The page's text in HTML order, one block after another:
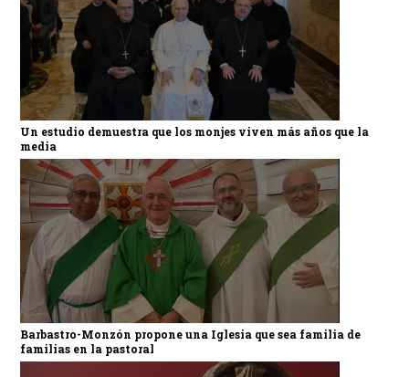
Un estudio demuestra que los monjes viven más años que la
media
Barbastro-Monzón propone una Iglesia que sea familia de
familias en la pastoral